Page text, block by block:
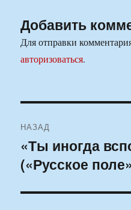
Добавить
Для отправки
авторизоваться.
по
записям
НАЗАД
Предыдущая
запись:
«Ты иногда
(«Русское